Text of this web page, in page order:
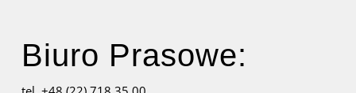
Biuro Prasowe: